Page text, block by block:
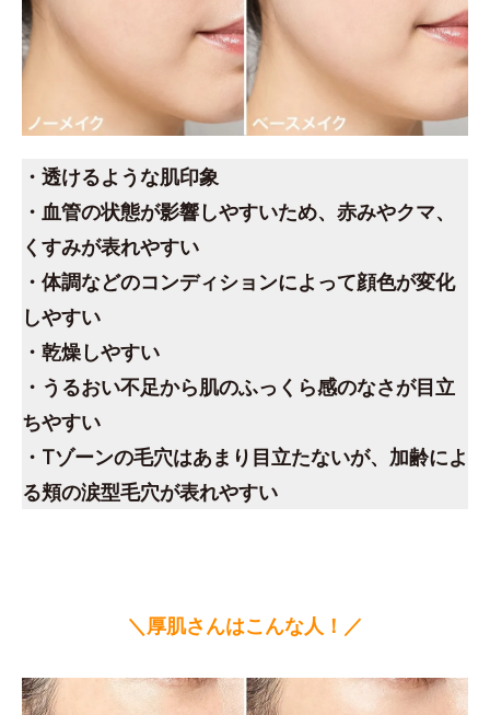
・透けるような肌印象
・血管の状態が影響しやすいため、赤みやクマ、
くすみが表れやすい
・体調などのコンディションによって顔色が変化
しやすい
・乾燥しやすい
・うるおい不足から肌のふっくら感のなさが目立
ちやすい
・Tゾーンの毛穴はあまり目立たないが、加齢によ
る頬の涙型毛穴が表れやすい
＼厚肌さんはこんな人！／